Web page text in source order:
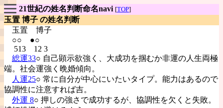
21世紀の姓名判断命名navi [TOP]
玉置 博子 の姓名判断
玉置 博子
○○ ●○
513 12 3
総運33○ 自己顕示欲強く、大成功を掴むか非運の人生両極
端。社会運強く晩婚傾向。
人運25○ 常に自分が中心にいたいタイプ。能力はあるので
協調性に注意すれば吉。
外運 8○ 押しの強さで成功するが、協調性を欠くと失敗。